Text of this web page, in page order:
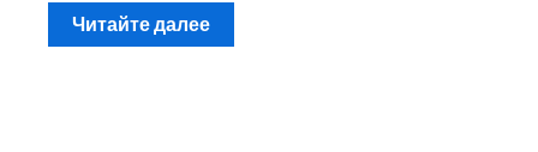
Читайте далее